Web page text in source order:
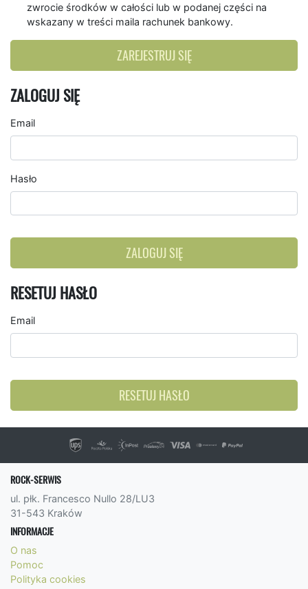
zwrocie środków w całości lub w podanej części na
wskazany w treści maila rachunek bankowy.
ZAREJESTRUJ SIĘ
ZALOGUJ SIĘ
Email
Hasło
ZALOGUJ SIĘ
RESETUJ HASŁO
Email
RESETUJ HASŁO
ROCK-SERWIS
ul. płk. Francesco Nullo 28/LU3
31-543 Kraków
INFORMACJE
O nas
Pomoc
Polityka cookies